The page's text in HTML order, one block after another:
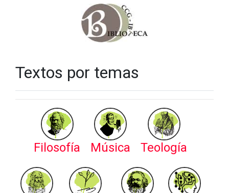
Textos por temas
Filosofía Música Teología